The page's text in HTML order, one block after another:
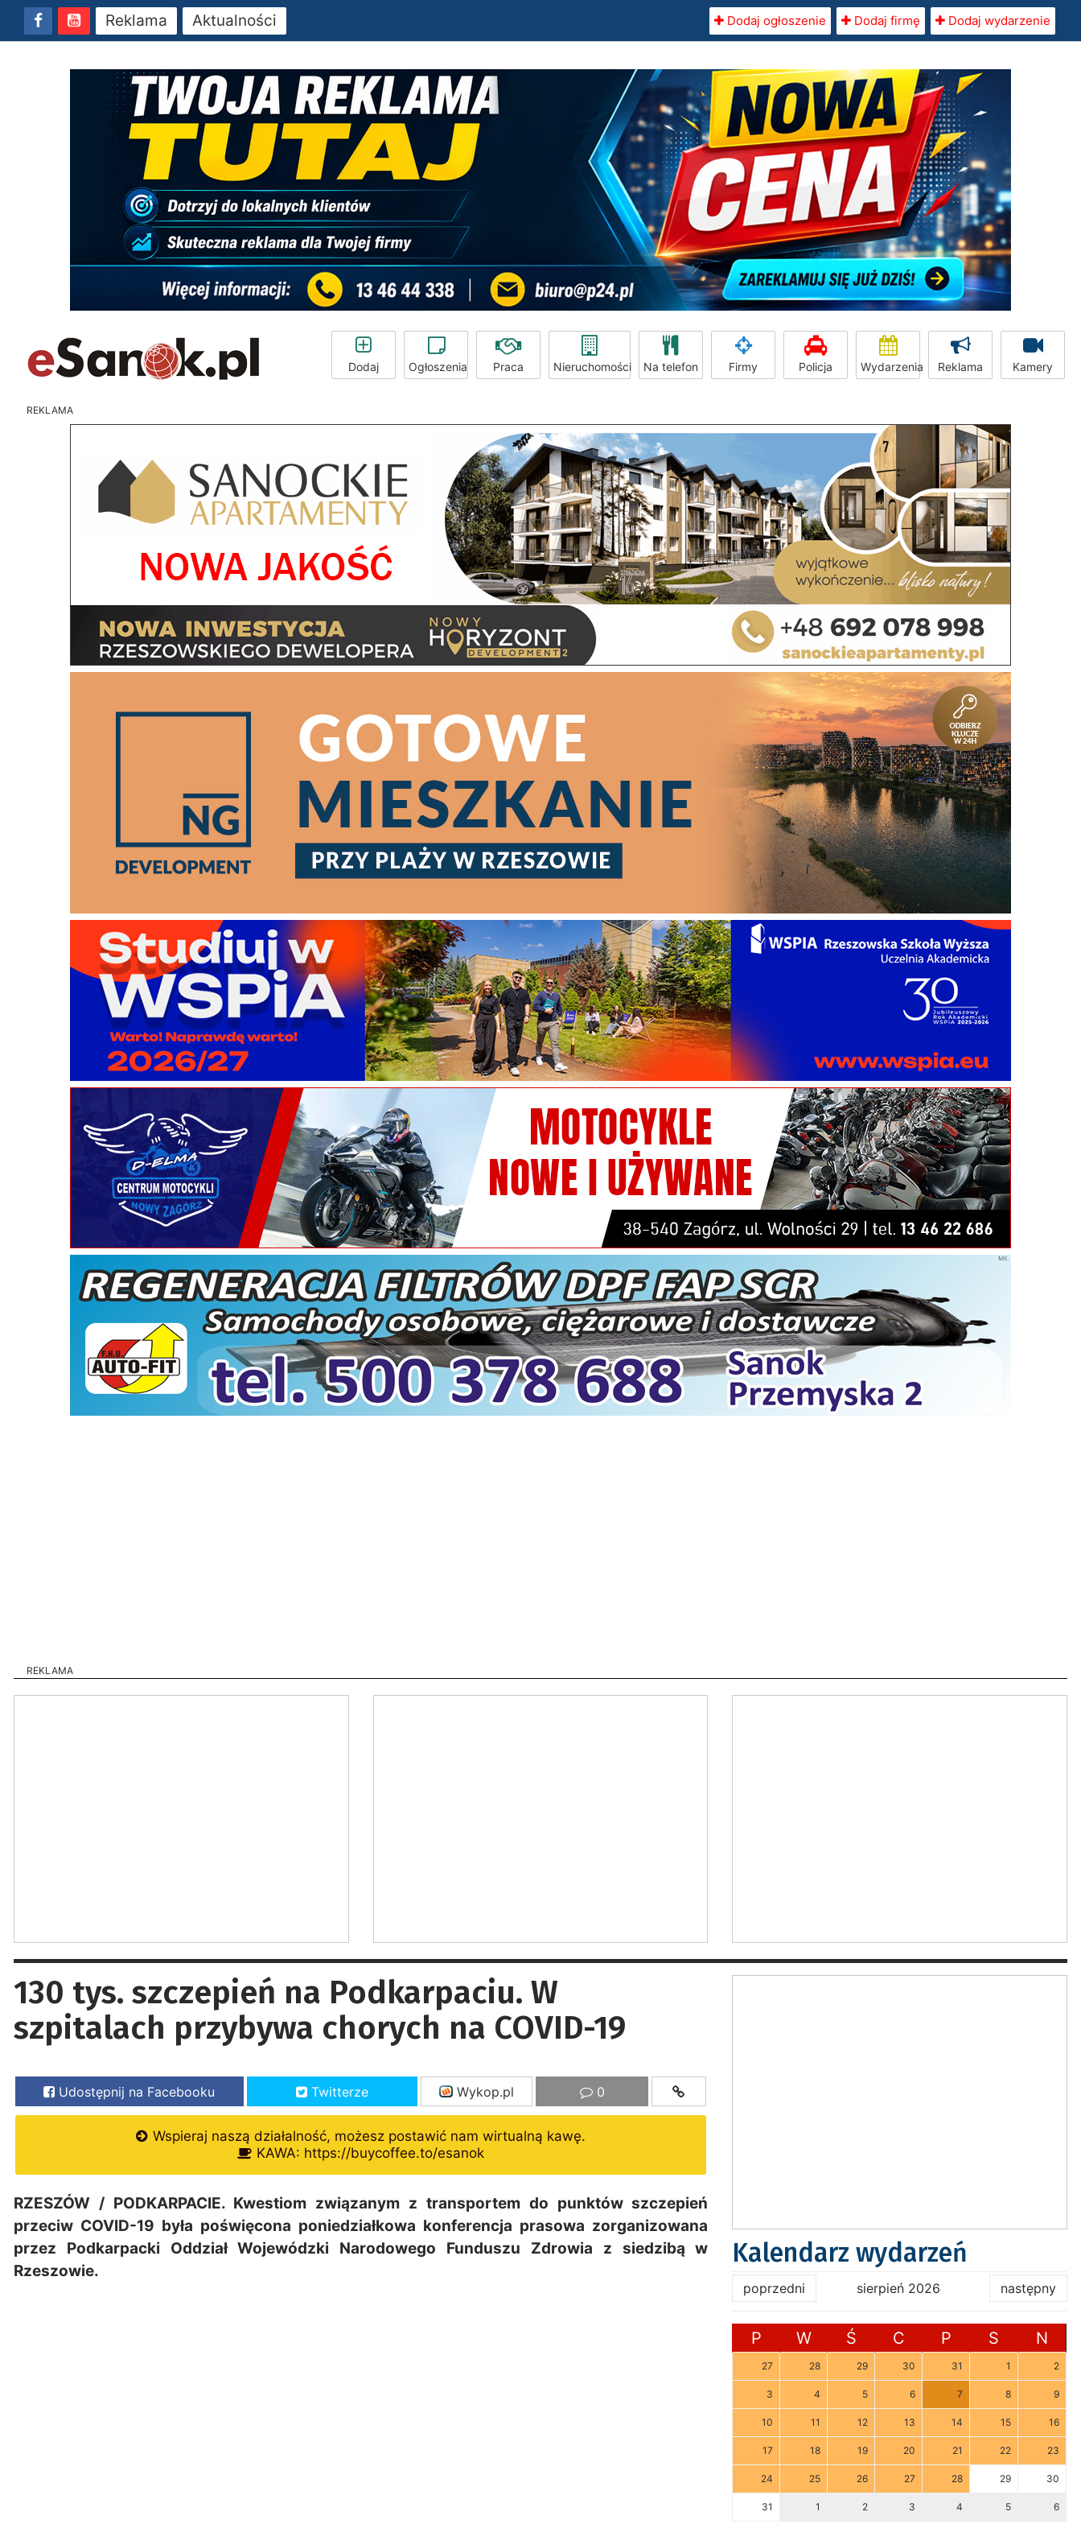
Reklama Aktualności Dodaj ogłoszenie Dodaj firmę Dodaj wydarzenie
Dodaj Ogłoszenia Praca Nieruchomości Na telefon Firmy Policja Wydarzenia Reklama Kamery
REKLAMA
REKLAMA
130 tys. szczepień na Podkarpaciu. W
szpitalach przybywa chorych na COVID-19
Udostępnij na Facebooku Twitterze Wykop.pl 0
Wspieraj naszą działalność, możesz postawić nam wirtualną kawę.
KAWA: https://buycoffee.to/esanok
RZESZÓW / PODKARPACIE. Kwestiom związanym z transportem do punktów szczepień
przeciw COVID-19 była poświęcona poniedziałkowa konferencja prasowa zorganizowana
przez Podkarpacki Oddział Wojewódzki Narodowego Funduszu Zdrowia z siedzibą w
Rzeszowie.
Kalendarz wydarzeń
poprzedni sierpień 2026 następny
P W Ś C P S N
27 28 29 30 31 1 2
3 4 5 6 7 8 9
10 11 12 13 14 15 16
17 18 19 20 21 22 23
24 25 26 27 28 29 30
31 1 2 3 4 5 6